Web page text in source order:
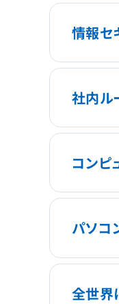
情報セ
社内ル
コンピ
パソコ
全世界